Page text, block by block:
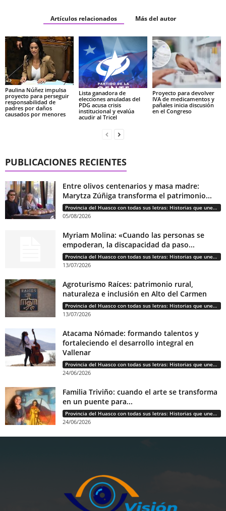
Artículos relacionados Más del autor
Paulina Núñez impulsa
proyecto para perseguir
responsabilidad de
padres por daños
causados por menores
Lista ganadora de
elecciones anuladas del
PDG acusa crisis
institucional y evalúa
acudir al Tricel
Proyecto para devolver
IVA de medicamentos y
pañales inicia discusión
en el Congreso
PUBLICACIONES RECIENTES
Entre olivos centenarios y masa madre:
Marytza Zúñiga transforma el patrimonio...
Provincia del Huasco con todas sus letras: Historias que unen cultura, diversidad e identidad
05/08/2026
Myriam Molina: «Cuando las personas se
empoderan, la discapacidad da paso...
Provincia del Huasco con todas sus letras: Historias que unen cultura, diversidad e identidad
13/07/2026
Agroturismo Raíces: patrimonio rural,
naturaleza e inclusión en Alto del Carmen
Provincia del Huasco con todas sus letras: Historias que unen cultura, diversidad e identidad
13/07/2026
Atacama Nómade: formando talentos y
fortaleciendo el desarrollo integral en
Vallenar
Provincia del Huasco con todas sus letras: Historias que unen cultura, diversidad e identidad
24/06/2026
Familia Triviño: cuando el arte se transforma
en un puente para...
Provincia del Huasco con todas sus letras: Historias que unen cultura, diversidad e identidad
24/06/2026